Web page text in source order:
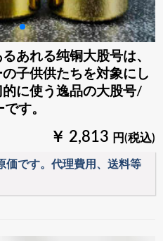
あれる纯铜大股号は、
子供供たちを対象にし
に使う逸品の大股号/
す。
￥ 2,813 円(税込)
価です。代理費用、送料等